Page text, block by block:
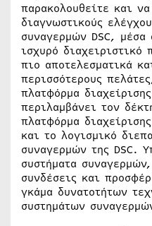
παρακολουθείτε και
διαγνωστικούς
συναγερμών DSC,
ισχυρό διαχειριστικό
πιο αποτελεσματικά
περισσότερους
πλατφόρμα
περιλαμβάνει τον
πλατφόρμα
και το λογισμικό
συναγερμών της DSC.
συστήματα
συνδέσεις και
γκάμα δυνατοτήτων
συστημάτων